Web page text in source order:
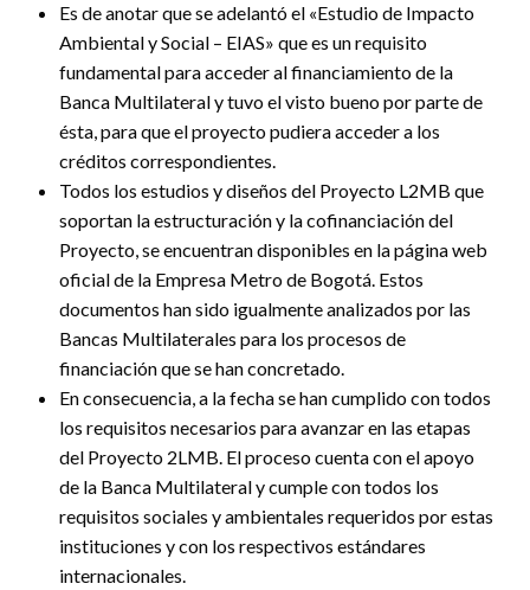
Es de anotar que se adelantó el «Estudio de Impacto
Ambiental y Social – EIAS» que es un requisito
fundamental para acceder al financiamiento de la
Banca Multilateral y tuvo el visto bueno por parte de
ésta, para que el proyecto pudiera acceder a los
créditos correspondientes.
Todos los estudios y diseños del Proyecto L2MB que
soportan la estructuración y la cofinanciación del
Proyecto, se encuentran disponibles en la página web
oficial de la Empresa Metro de Bogotá. Estos
documentos han sido igualmente analizados por las
Bancas Multilaterales para los procesos de
financiación que se han concretado.
En consecuencia, a la fecha se han cumplido con todos
los requisitos necesarios para avanzar en las etapas
del Proyecto 2LMB. El proceso cuenta con el apoyo
de la Banca Multilateral y cumple con todos los
requisitos sociales y ambientales requeridos por estas
instituciones y con los respectivos estándares
internacionales.